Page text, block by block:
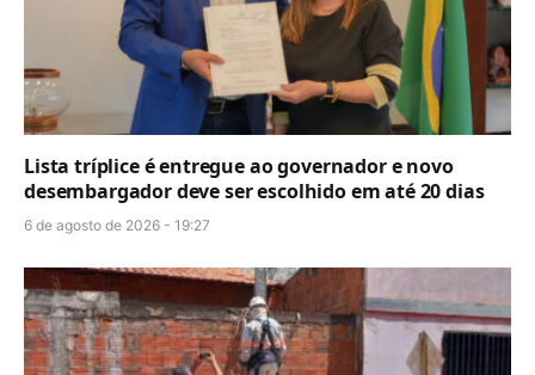
Lista tríplice é entregue ao governador e novo
desembargador deve ser escolhido em até 20 dias
6 de agosto de 2026 - 19:27